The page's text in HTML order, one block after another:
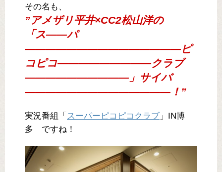
その名も、
”アメザリ平井×CC2松山洋の
「ス――パ
―――――――――――――――ピ
コピコ―――――――――クラブ
――――――――――」サイバ
――――――――――――――！”
実況番組「 スーパーピコピコクラブ 」IN博
多 ですね！